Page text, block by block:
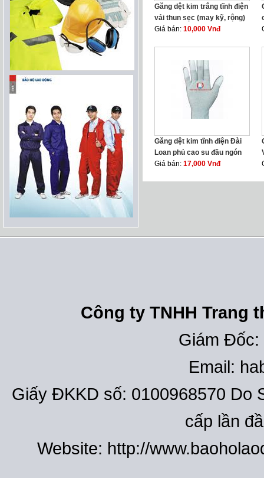
Găng dệt kim trắng tĩnh điện
vải thun sẹc (may kỹ, rộng)
Giá bán: 10,000 Vnđ
Găng dệt kim tĩnh điện Đài
Loan phủ cao su đầu ngón
Giá bán: 17,000 Vnđ
Công ty TNHH Trang
Giám Đốc:
Email:
Giấy ĐKKD số: 0100968570 Do
cấp lần
Website: http://